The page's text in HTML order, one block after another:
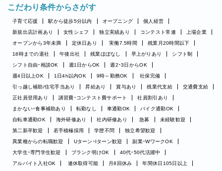
こだわり条件からさがす
子育て応援 駅から徒歩5分以内 オープニング
個人経営
新規出店計画あり
女性シェフ 独立実績あり コンテスト常連
上場企業
オープンから3年未満
定休日あり 実働7.5時間
残業月20時間以下
18時までの退社
午後出社 残業ほぼなし 早上がりあり
シフト制
シフト自由・相談OK
週1日からOK
週2・3日からOK
週4日以上OK
1日4h以内OK 9時～勤務OK
社保完備
引っ越し補助/住宅手当あり
昇給あり 賞与あり 残業代支給
交通費支給
正社員登用あり
講習費・コンテスト費サポート
社員割引あり
まかない・食事補助あり
転勤なし 車通勤OK
バイク通勤OK
自転車通勤OK
海外研修あり 社内研修あり 急募
未経験歓迎
第二新卒歓迎
若手積極採用 学歴不問
独立希望歓迎
異業種からの転職歓迎
Uターン・Iターン歓迎
副業・WワークOK
大学生・専門学生歓迎
ブランク明けOK
40代・50代活躍中
アルバイト入社OK
連休取得可能 月8回休み
年間休日105日以上